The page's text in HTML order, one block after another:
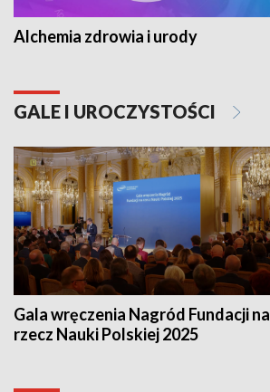
Alchemia zdrowia i urody
GALE I UROCZYSTOŚCI
Gala wręczenia Nagród Fundacji na
rzecz Nauki Polskiej 2025